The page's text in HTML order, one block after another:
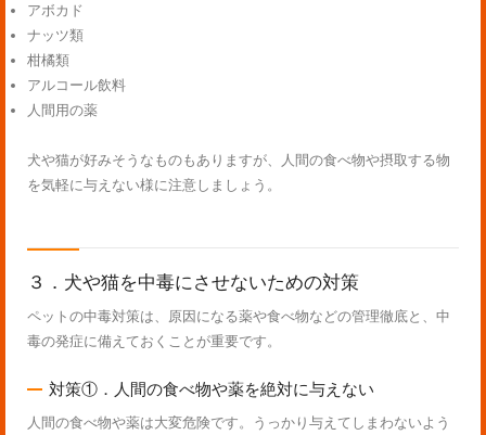
アボカド
ナッツ類
柑橘類
アルコール飲料
人間用の薬
犬や猫が好みそうなものもありますが、人間の食べ物や摂取する物
を気軽に与えない様に注意しましょう。
３．犬や猫を中毒にさせないための対策
ペットの中毒対策は、原因になる薬や食べ物などの管理徹底と、中
毒の発症に備えておくことが重要です。
対策①．人間の食べ物や薬を絶対に与えない
人間の食べ物や薬は大変危険です。うっかり与えてしまわないよう